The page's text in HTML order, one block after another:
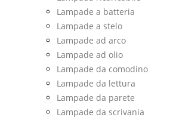
Lampade a batteria
Lampade a stelo
Lampade ad arco
Lampade ad olio
Lampade da comodino
Lampade da lettura
Lampade da parete
Lampade da scrivania